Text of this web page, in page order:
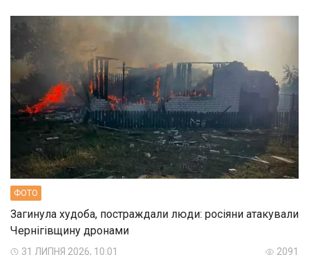
ФОТО
Загинула худоба, постраждали люди: росіяни атакували
Чернігівщину дронами
31 ЛИПНЯ 2026, 10:01 2091